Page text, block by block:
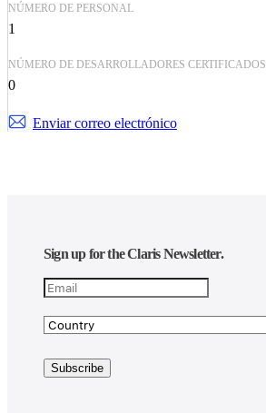
NÚMERO DE PERSONAL
1
NÚMERO DE DESARROLLADORES CERTIFICADOS
0
Enviar correo electrónico
Sign up for the Claris Newsletter.